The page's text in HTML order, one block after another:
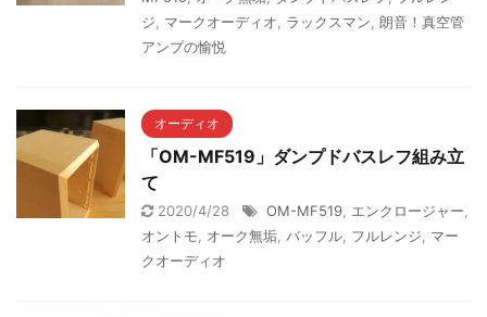
ジ
マークオーディオ ラックスマン 朗音！真空管
アンプの愉悦
オーディオ
「OM-MF519」ダンプドバスレフ組み立
て
2020/4/28 OM-MF519 エンクロージャー
オントモ
オーク無垢 バッフル フルレンジ
マー
クオーディオ